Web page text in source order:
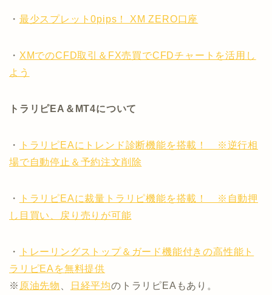
・ 最少スプレット0pips！ XM ZERO口座
・ XMでのCFD取引＆FX売買でCFDチャートを活用し
よう
トラリピEA＆MT4について
・
トラリピEAにトレンド診断機能を搭載！ ※逆行相
場で自動停止＆予約注文削除
・
トラリピEAに裁量トラリピ機能を搭載！ ※自動押
し目買い、戻り売りが可能
・
トレーリングストップ＆ガード機能付きの高性能ト
ラリピEAを無料提供
※ 原油先物 日経平均のトラリピEAもあり。